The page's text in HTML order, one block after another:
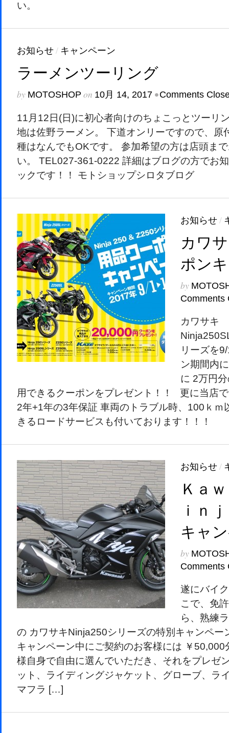
い。
お知らせ/ キャンペーン
ラーメンツーリング
by MOTOSHOP on 10月 14, 2017 •Comments
11月12日(日)に初心者向けのちょこっとツーリ
地は佐野ラーメン。 下道オンリーですので、原
種はなんでもOKです。 参加希望の方は店頭ま
い。 TEL027-361-0222 詳細はブログの方でお
ックです！！ モトショップシロタブログ
お知らせ/
カワ
ポン
by
Comments
カワサキ
リーズを
ン期間内
に 2万円
用できるクーポンをプレゼント！！ 更に当店
2年+1年の3年保証 車両のトラブル時、100ｋｍ
きるロードサービスも付いております！！！
お知らせ/
Ｋａ
ｉｎ
キャ
by
Comments
遂にバイ
こで、免
ら、熟練
の カワサキNinja250シリーズの特別キャンペ
キャンペーン中にご契約のお客様には ￥50,000
様自身で自由に選んでいただき、それをプレゼ
ット、ライディングジャケット、グローブ、ラ
マフラ […]